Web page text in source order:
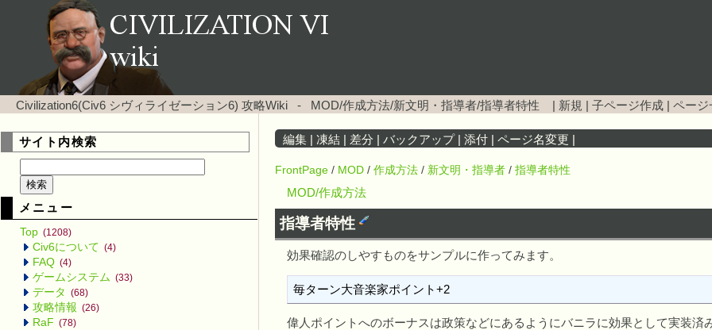
Civilization6(Civ6 シヴィライゼーション6) 攻略Wiki - MOD/作成方法/新文明・指導者/指導者特性 新規 子ページ作成 ページ
サイト内検索
メニュー
Top (1208)
Civ6について (4)
FAQ (4)
ゲームシステム (33)
データ (68)
攻略情報 (26)
RaF (78)
編集 凍結 差分 バックアップ| 添付 ページ名変更
FrontPage / MOD / 作成方法 / 新文明・指導者 / 指導者特性
MOD/作成方法
指導者特性
効果確認のしやすものをサンプルに作ってみます。
毎ターン大音楽家ポイント+2
偉人ポイントへのボーナスは政策などにあるようにバニラに効果として実装